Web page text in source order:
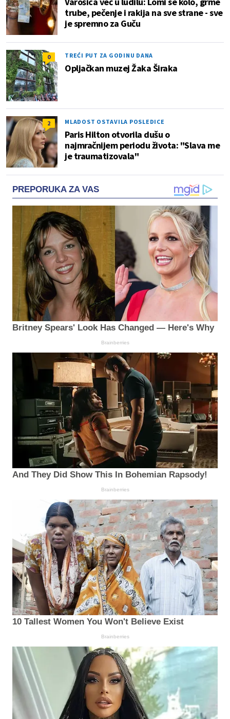
trube, pečenje i rakija na sve strane - sve
je spremno za Guču
0 TREĆI PUT ZA GODINU DANA
Opljačkan muzej Žaka Širaka
2 MLADOST OSTAVILA POSLEDICE
Paris Hilton otvorila dušu o
najmračnijem periodu života: "Slava me
je traumatizovala"
PREPORUKA ZA VAS
Britney Spears' Look Has Changed — Here's Why
Brainberries
And They Did Show This In Bohemian Rapsody!
Brainberries
10 Tallest Women You Won't Believe Exist
Brainberries